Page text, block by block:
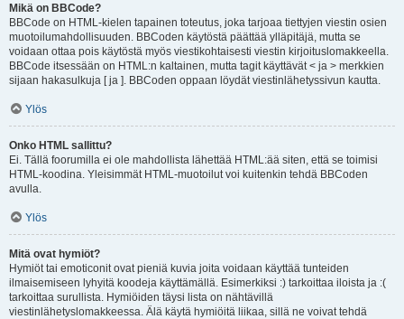
Mikä on BBCode?
BBCode on HTML-kielen tapainen toteutus, joka tarjoaa tiettyjen viestin osien
muotoilumahdollisuuden. BBCoden käytöstä päättää ylläpitäjä, mutta se
voidaan ottaa pois käytöstä myös viestikohtaisesti viestin kirjoituslomakkeella.
BBCode itsessään on HTML:n kaltainen, mutta tagit käyttävät < ja > merkkien
sijaan hakasulkuja [ ja ]. BBCoden oppaan löydät viestinlähetyssivun kautta.
Ylös
Onko HTML sallittu?
Ei. Tällä foorumilla ei ole mahdollista lähettää HTML:ää siten, että se toimisi
HTML-koodina. Yleisimmät HTML-muotoilut voi kuitenkin tehdä BBCoden
avulla.
Ylös
Mitä ovat hymiöt?
Hymiöt tai emoticonit ovat pieniä kuvia joita voidaan käyttää tunteiden
ilmaisemiseen lyhyitä koodeja käyttämällä. Esimerkiksi :) tarkoittaa iloista ja :(
tarkoittaa surullista. Hymiöiden täysi lista on nähtävillä
viestinlähetyslomakkeessa. Älä käytä hymiöitä liikaa, sillä ne voivat tehdä